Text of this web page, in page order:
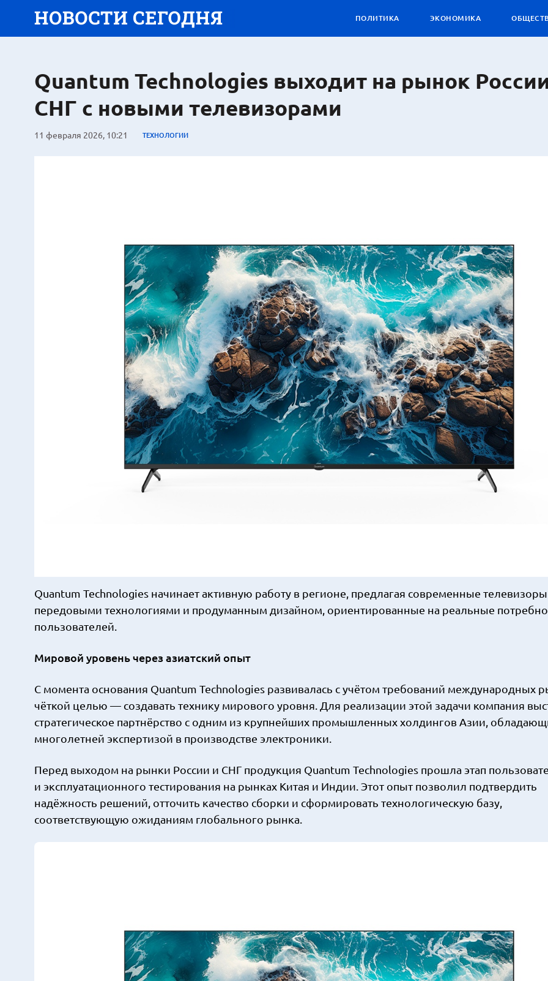
ПОЛИТИКА ЭКОНОМИКА
Quantum Technologies выходит на рынок
СНГ с новыми телевизорами
11 февраля 2026, 10:21 ТЕХНОЛОГИИ
Quantum Technologies начинает активную работу в регионе, предлагая современные телевизоры
передовыми технологиями и продуманным дизайном, ориентированные на реальные
пользователей.
Мировой уровень через азиатский опыт
С момента основания Quantum Technologies развивалась с учётом требований международных
чёткой целью — создавать технику мирового уровня. Для реализации этой задачи компания
стратегическое партнёрство с одним из крупнейших промышленных холдингов Азии,
многолетней экспертизой в производстве электроники.
Перед выходом на рынки России и СНГ продукция Quantum Technologies прошла этап
и эксплуатационного тестирования на рынках Китая и Индии. Этот опыт позволил подтвердить
надёжность решений, отточить качество сборки и сформировать технологическую базу,
соответствующую ожиданиям глобального рынка.